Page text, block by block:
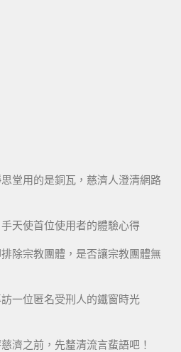
堂用的是銅瓦，慈濟人澄清網路
天使首位使用者的體驗心得
除宗教團體，是否讓宗教團體無
一位匿名受刑人的鐵窗時光
濟之前，先釐清流言蜚語吧！